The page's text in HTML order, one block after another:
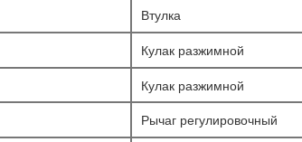
Втулка
Кулак разжимной
Кулак разжимной
Рычаг регулировочный